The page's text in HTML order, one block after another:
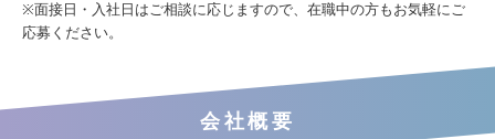
※面接日・入社日はご相談に応じますので、在職中の方もお気軽にご
応募ください。
会社概要